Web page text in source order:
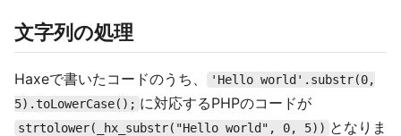
文字列の処理
Haxeで書いたコードのうち、
'Hello world'.substr(0,
5).toLowerCase(); に対応するPHPのコードが
strtolower(_hx_substr("Hello world", 0, 5)) となりま